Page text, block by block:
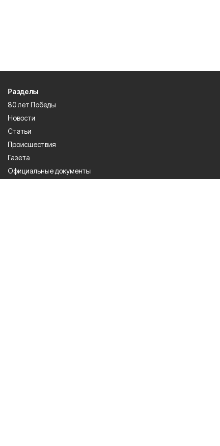
Разделы
80 лет Победы
Новости
Статьи
Происшествия
Газета
Официальные документы